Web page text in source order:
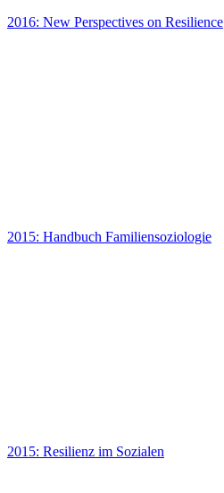
2016: New Perspectives on Resilience
2015: Handbuch Familiensoziologie
2015: Resilienz im Sozialen